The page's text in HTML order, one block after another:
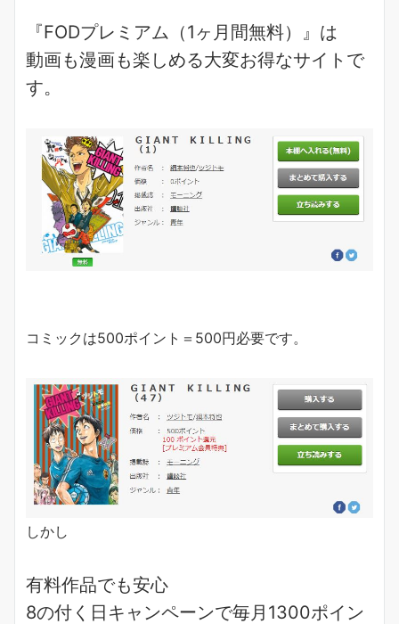
『FODプレミアム（1ヶ月間無料）』は
動画も漫画も楽しめる大変お得なサイトで
す。
コミックは500ポイント＝500円必要です。
しかし
有料作品でも安心
8の付く日キャンペーンで毎月1300ポイン